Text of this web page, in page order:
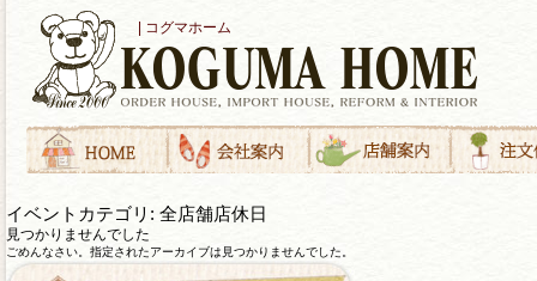
| コグマホーム
イベントカテゴリ: 全店舗店休日
見つかりませんでした
ごめんなさい。指定されたアーカイブは見つかりませんでした。